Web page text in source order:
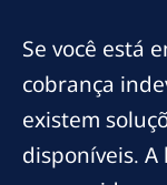
Se você está
cobrança
existem
disponíveis.